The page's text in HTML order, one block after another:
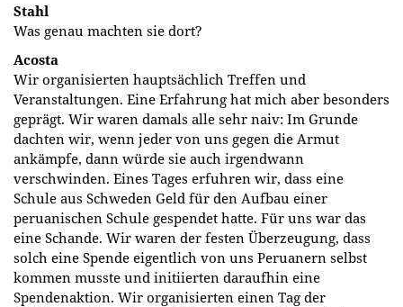
Stahl
Was genau machten sie dort?
Acosta
Wir organisierten hauptsächlich Treffen und
Veranstaltungen. Eine Erfahrung hat mich aber besonders
geprägt. Wir waren damals alle sehr naiv: Im Grunde
dachten wir, wenn jeder von uns gegen die Armut
ankämpfe, dann würde sie auch irgendwann
verschwinden. Eines Tages erfuhren wir, dass eine
Schule aus Schweden Geld für den Aufbau einer
peruanischen Schule gespendet hatte. Für uns war das
eine Schande. Wir waren der festen Überzeugung, dass
solch eine Spende eigentlich von uns Peruanern selbst
kommen musste und initiierten daraufhin eine
Spendenaktion. Wir organisierten einen Tag der